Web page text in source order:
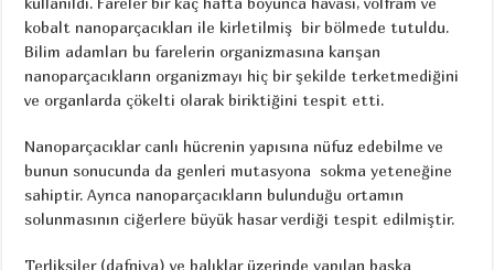
kobalt nanoparçacıkları ile kirletilmiş bir bölmede tutuldu.
Bilim adamları bu farelerin organizmasına karışan
nanoparçacıkların organizmayı hiç bir şekilde terketmediğini
ve organlarda çökelti olarak biriktiğini tespit etti.
Nanoparçacıklar canlı hücrenin yapısına nüfuz edebilme ve
bunun sonucunda da genleri mutasyona sokma yeteneğine
sahiptir. Ayrıca nanoparçacıkların bulunduğu ortamın
solunmasının ciğerlere büyük hasar verdiği tespit edilmiştir.
Terliksiler (dafniya) ve balıklar üzerinde yapılan başka